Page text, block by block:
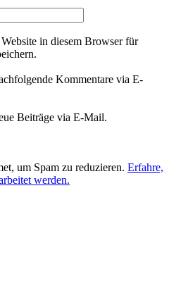
in diesem Browser für
Kommentare via E-
Beiträge via E-Mail.
um Spam zu reduzieren. Erfahre,
werden.